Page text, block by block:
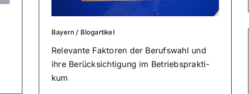
Bayern / Blog­ar­ti­kel
Relevante Faktoren der Berufs­wahl und
ihre Berück­sich­ti­gung im Betriebs­prak­ti­
kum